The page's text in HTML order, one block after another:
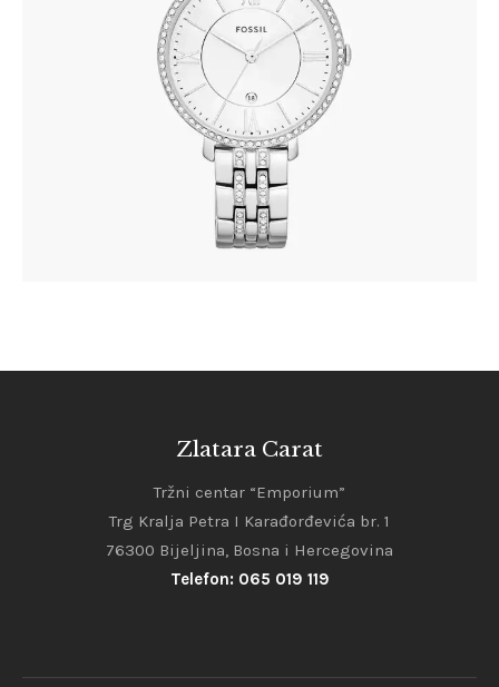
FOSSIL ES3545
00
Zlatara Carat
Tržni centar “Emporium”
Trg Kralja Petra I Karađorđevića br. 1
76300 Bijeljina, Bosna i Hercegovina
Telefon: 065 019 119